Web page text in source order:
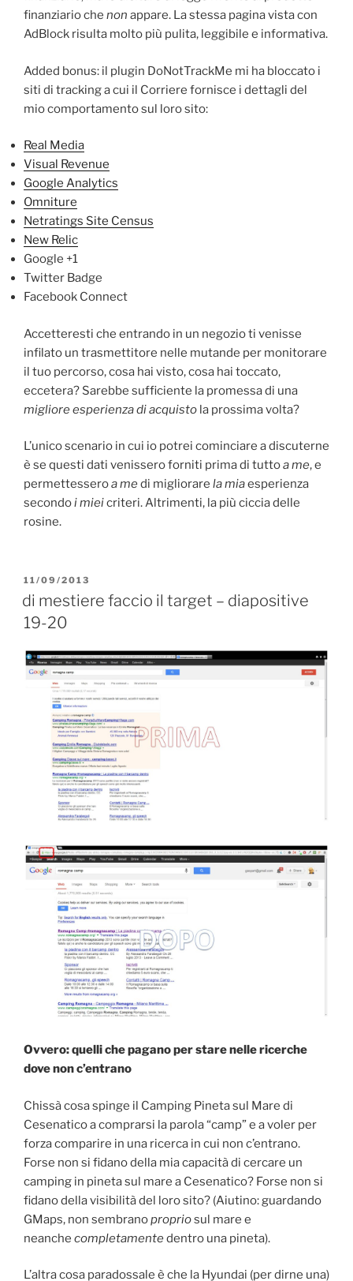
finanziario che non appare. La stessa pagina vista con
AdBlock risulta molto più pulita, leggibile e informativa.
Added bonus: il plugin DoNotTrackMe mi ha bloccato i
siti di tracking a cui il Corriere fornisce i dettagli del
mio comportamento sul loro sito:
Real Media
Visual Revenue
Google Analytics
Omniture
Netratings Site Census
New Relic
Google +1
Twitter Badge
Facebook Connect
Accetteresti che entrando in un negozio ti venisse
infilato un trasmettitore nelle mutande per monitorare
il tuo percorso, cosa hai visto, cosa hai toccato,
eccetera? Sarebbe sufficiente la promessa di una
migliore esperienza di acquisto la prossima volta?
L’unico scenario in cui io potrei cominciare a discuterne
è se questi dati venissero forniti prima di tuttoa me, e
permettesseroa medi migliorare la miaesperienza
secondoi mieicriteri. Altrimenti, la più ciccia delle
rosine.
PUBBLICATO
IL
11/09/2013
di mestiere faccio il target – diapositive
19-20
Ovvero: quelli che pagano per stare nelle ricerche
dove non c’entrano
Chissà cosa spinge il Camping Pineta sul Mare di
Cesenatico a comprarsi la parola “camp” e a voler per
forza comparire in una ricerca in cui non c’entrano.
Forse non si fidano della mia capacità di cercare un
camping in pineta sul mare a Cesenatico? Forse non si
fidano della visibilità del loro sito? (Aiutino: guardando
GMaps, non sembranopropriosul mare e
neanche completamentedentro una pineta).
L’altra cosa paradossale è che la Hyundai (per dirne una)